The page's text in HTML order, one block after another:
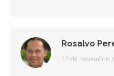
Rosalvo
disse:
17 de novembro